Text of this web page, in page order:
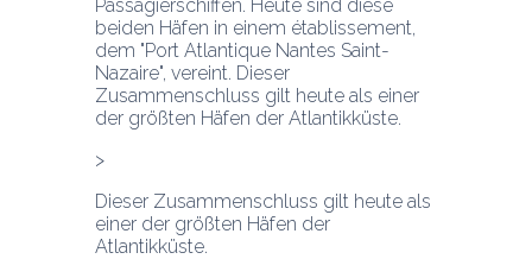
Passagierschiffen. Heute sind diese
beiden Häfen in einem établissement,
dem "Port Atlantique Nantes Saint-
Nazaire", vereint. Dieser
Zusammenschluss gilt heute als einer
der größten Häfen der Atlantikküste.
>
Dieser Zusammenschluss gilt heute als
einer der größten Häfen der
Atlantikküste.